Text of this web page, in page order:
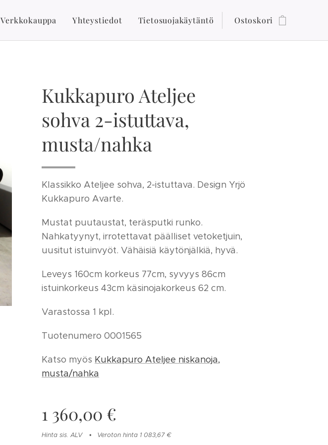
Verkkokauppa Yhteystiedot Tietosuojakäytäntö Ostoskori
Kukkapuro Ateljee
sohva 2-istuttava,
musta/nahka
Klassikko Ateljee sohva, 2-istuttava. Design Yrjö
Kukkapuro Avarte.
Mustat puutaustat, teräsputki runko.
Nahkatyynyt, irrotettavat päälliset vetoketjuin,
uusitut istuinvyöt. Vähäisiä käytönjälkiä, hyvä.
Leveys 160cm korkeus 77cm, syvyys 86cm
istuinkorkeus 43cm käsinojakorkeus 62 cm.
Varastossa 1 kpl.
Tuotenumero 0001565
Katso myös Kukkapuro Ateljee niskanoja,
musta/nahka
1 360,00 €
Hinta sis. ALV Veroton hinta 1 083,67 €